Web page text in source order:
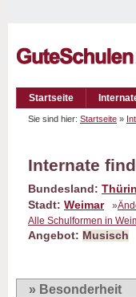
Startseite
Sie sind hier: Startseite »
Internate
Bundesland:
Stadt: Weimar »
Alle Schulformen in
Angebot: Musisch
» Besonderheit